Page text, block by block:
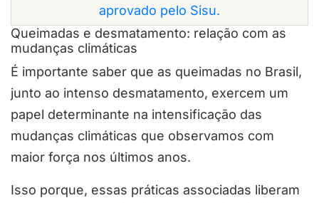
aprovado pelo Sisu.
Queimadas e desmatamento: relação com as
mudanças climáticas
É importante saber que as queimadas no Brasil,
junto ao intenso desmatamento, exercem um
papel determinante na intensificação das
mudanças climáticas que observamos com
maior força nos últimos anos.
Isso porque, essas práticas associadas liberam